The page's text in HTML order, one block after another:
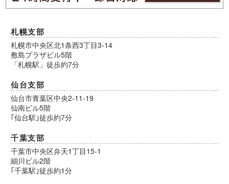
札幌支部
札幌市中央区北1条西3丁目3-14
敷島プラザビル5階
「札幌駅」徒歩約7分
仙台支部
仙台市青葉区中央2-11-19
仙南ビル5階
｢仙台駅｣徒歩約7分
千葉支部
千葉市中央区弁天1丁目15-1
細川ビル2階
｢千葉駅｣徒歩約1分